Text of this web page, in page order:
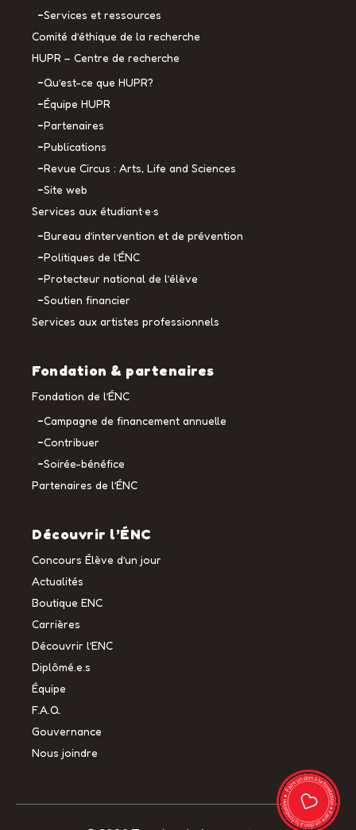
Services et ressources
Comité d’éthique de la recherche
HUPR – Centre de recherche
Qu’est-ce que HUPR?
Équipe HUPR
Partenaires
Publications
Revue Circus : Arts, Life and Sciences
Site web
Services aux étudiant·e·s
Bureau d’intervention et de prévention
Politiques de l’ÉNC
Protecteur national de l’élève
Soutien financier
Services aux artistes professionnels
Fondation & partenaires
Fondation de l’ÉNC
Campagne de financement annuelle
Contribuer
Soirée-bénéfice
Partenaires de l’ÉNC
Découvrir l’ÉNC
Concours Élève d’un jour
Actualités
Boutique ENC
Carrières
Découvrir l’ENC
Diplômé.e.s
Équipe
F.A.Q.
Gouvernance
Nous joindre